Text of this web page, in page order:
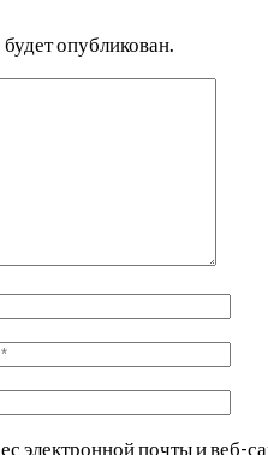
опубликован.
электронной почты и веб-